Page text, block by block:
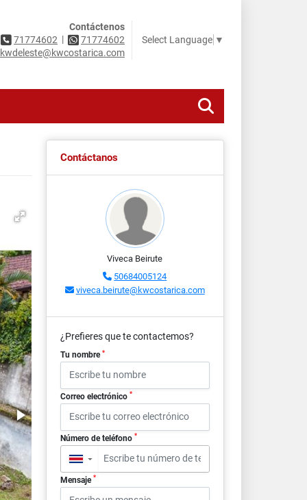
Contáctenos
71774602 |
71774602
kwdeleste@kwcostarica.com
Select Language ▼
Contáctanos
Viveca Beirute
50684005124
viveca.beirute@kwcostarica.com
¿Prefieres que te contactemos?
Tu nombre *
Correo electrónico *
Número de teléfono *
▼
Mensaje *